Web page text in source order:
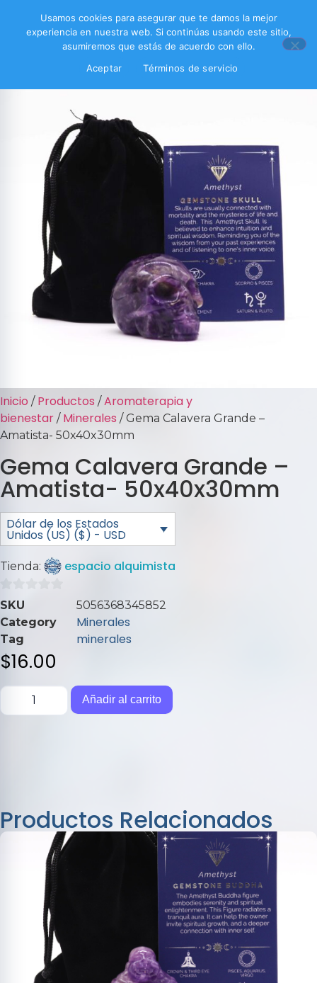
Inicio / Productos /Aromaterapia y
bienestar / Minerales / Gema Calavera Grande –
Amatista- 50x40x30mm
Gema Calavera Grande –
Amatista- 50x40x30mm
Dólar de los Estados
Unidos (US) ($) - USD
Tienda: espacio alquimista
0
de
5
SKU
5056368345852
Category
Minerales
Tag minerales
$16.00
Añadir al carrito
Productos Relacionados
Usamos cookies para asegurar que te damos la mejor
experiencia en nuestra web. Si continúas usando este sitio,
asumiremos que estás de acuerdo con ello.
Aceptar
Términos de servicio